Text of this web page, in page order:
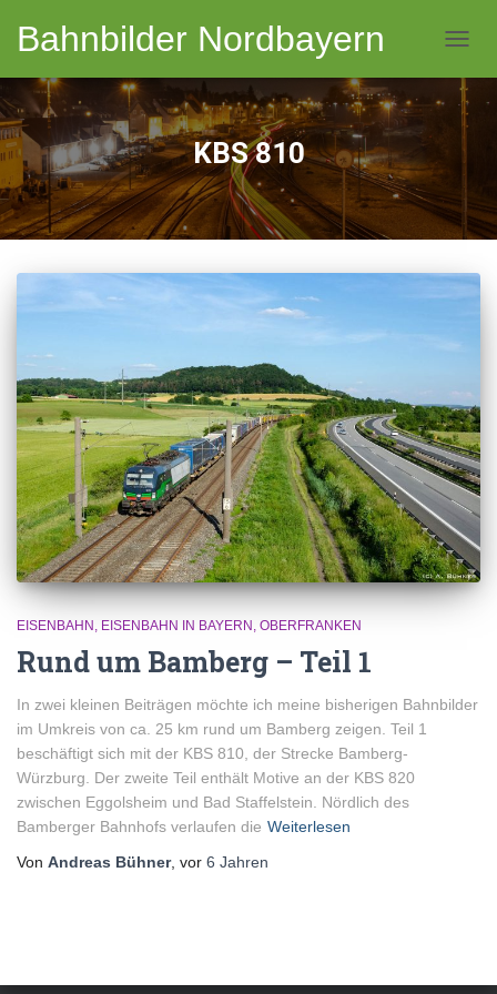
Bahnbilder Nordbayern
KBS 810
EISENBAHN EISENBAHN IN BAYERN OBERFRANKEN
Rund um Bamberg – Teil 1
In zwei kleinen Beiträgen möchte ich meine bisherigen Bahnbilder
im Umkreis von ca. 25 km rund um Bamberg zeigen. Teil 1
beschäftigt sich mit der KBS 810, der Strecke Bamberg-
Würzburg. Der zweite Teil enthält Motive an der KBS 820
zwischen Eggolsheim und Bad Staffelstein. Nördlich des
Bamberger Bahnhofs verlaufen die Weiterlesen
Von Andreas Bühner, vor 6 Jahren